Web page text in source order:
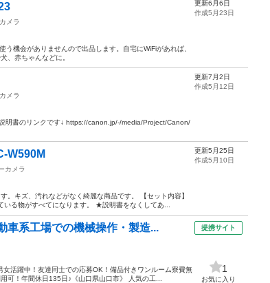
メラ
機会がありませんので出品します。自宅にWiFiがあれば、
、赤ちゃんなどに。
更新6月6日
作成5月23日
メラ
明書のリンクです↓ https://canon.jp/-/media/Project/Canon/
更新7月2日
作成5月12日
W590M
カメラ
キズ、汚れなどがなく綺麗な商品です。 【セット内容】
る物がすべてになります。 ★説明書をなくしてあ...
更新5月25日
作成5月10日
系工場での機械操作・製造...
活躍中！友達同士での応募OK！備品付きワンルーム寮費無
可！年間休日135日♪《山口県山口市》 人気の工...
提携サイト
1
お気に入り